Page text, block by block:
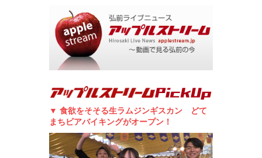
▼ 食欲をそそる生ラムジンギスカン どて
まちビアバイキングがオープン！